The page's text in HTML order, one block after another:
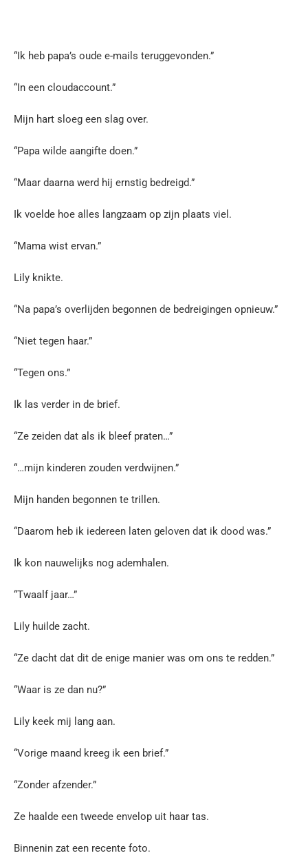
“Ik heb papa’s oude e-mails teruggevonden.”
“In een cloudaccount.”
Mijn hart sloeg een slag over.
“Papa wilde aangifte doen.”
“Maar daarna werd hij ernstig bedreigd.”
Ik voelde hoe alles langzaam op zijn plaats viel.
“Mama wist ervan.”
Lily knikte.
“Na papa’s overlijden begonnen de bedreigingen opnieuw.”
“Niet tegen haar.”
“Tegen ons.”
Ik las verder in de brief.
“Ze zeiden dat als ik bleef praten…”
“…mijn kinderen zouden verdwijnen.”
Mijn handen begonnen te trillen.
“Daarom heb ik iedereen laten geloven dat ik dood was.”
Ik kon nauwelijks nog ademhalen.
“Twaalf jaar…”
Lily huilde zacht.
“Ze dacht dat dit de enige manier was om ons te redden.”
“Waar is ze dan nu?”
Lily keek mij lang aan.
“Vorige maand kreeg ik een brief.”
“Zonder afzender.”
Ze haalde een tweede envelop uit haar tas.
Binnenin zat een recente foto.